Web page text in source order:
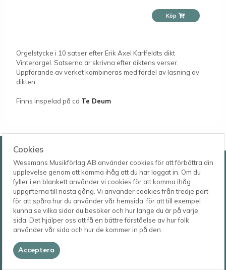
Cookies
Wessmans Musikförlag AB använder cookies för att förbättra din
upplevelse genom att komma ihåg att du har loggat in. Om du
fyller i en blankett använder vi cookies för att komma ihåg
uppgifterna till nästa gång. Vi använder cookies från tredje part
för att spåra hur du använder vår hemsida, för att till exempel
kunna se vilka sidor du besöker och hur länge du är på varje
sida. Det hjälper oss att få en bättre förståelse av hur folk
använder vår sida och hur de kommer in på den.
Acceptera
Köp
Orgelstycke i 10 satser efter Erik Axel Karlfeldts dikt
Vinterorgel. Satserna är skrivna efter diktens verser.
Uppförande av verket kombineras med fördel av läsning av
dikten.
Finns inspelad på cd Te Deum
Wessmans Musikförlag AB
Leverans- och besöksadress
Bingebygatan 11 B
621 41 VISBY
Postadress
Box 1253
621 23 VISBY
Telefon
0498-22 61 32
E-post
order@wessmans.com
Wessmans Musikförlag AB
2026.4.1.22754